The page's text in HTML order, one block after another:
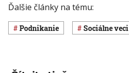
Ďalšie články na tému:
Podnikanie Sociálne veci